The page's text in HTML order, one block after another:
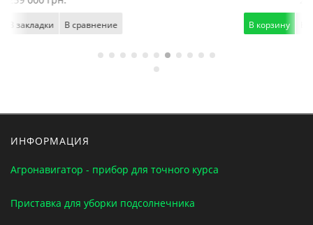
В корзину
ИНФОРМАЦИЯ
Агронавигатор - прибор для точного курса
Приставка для уборки подсолнечника